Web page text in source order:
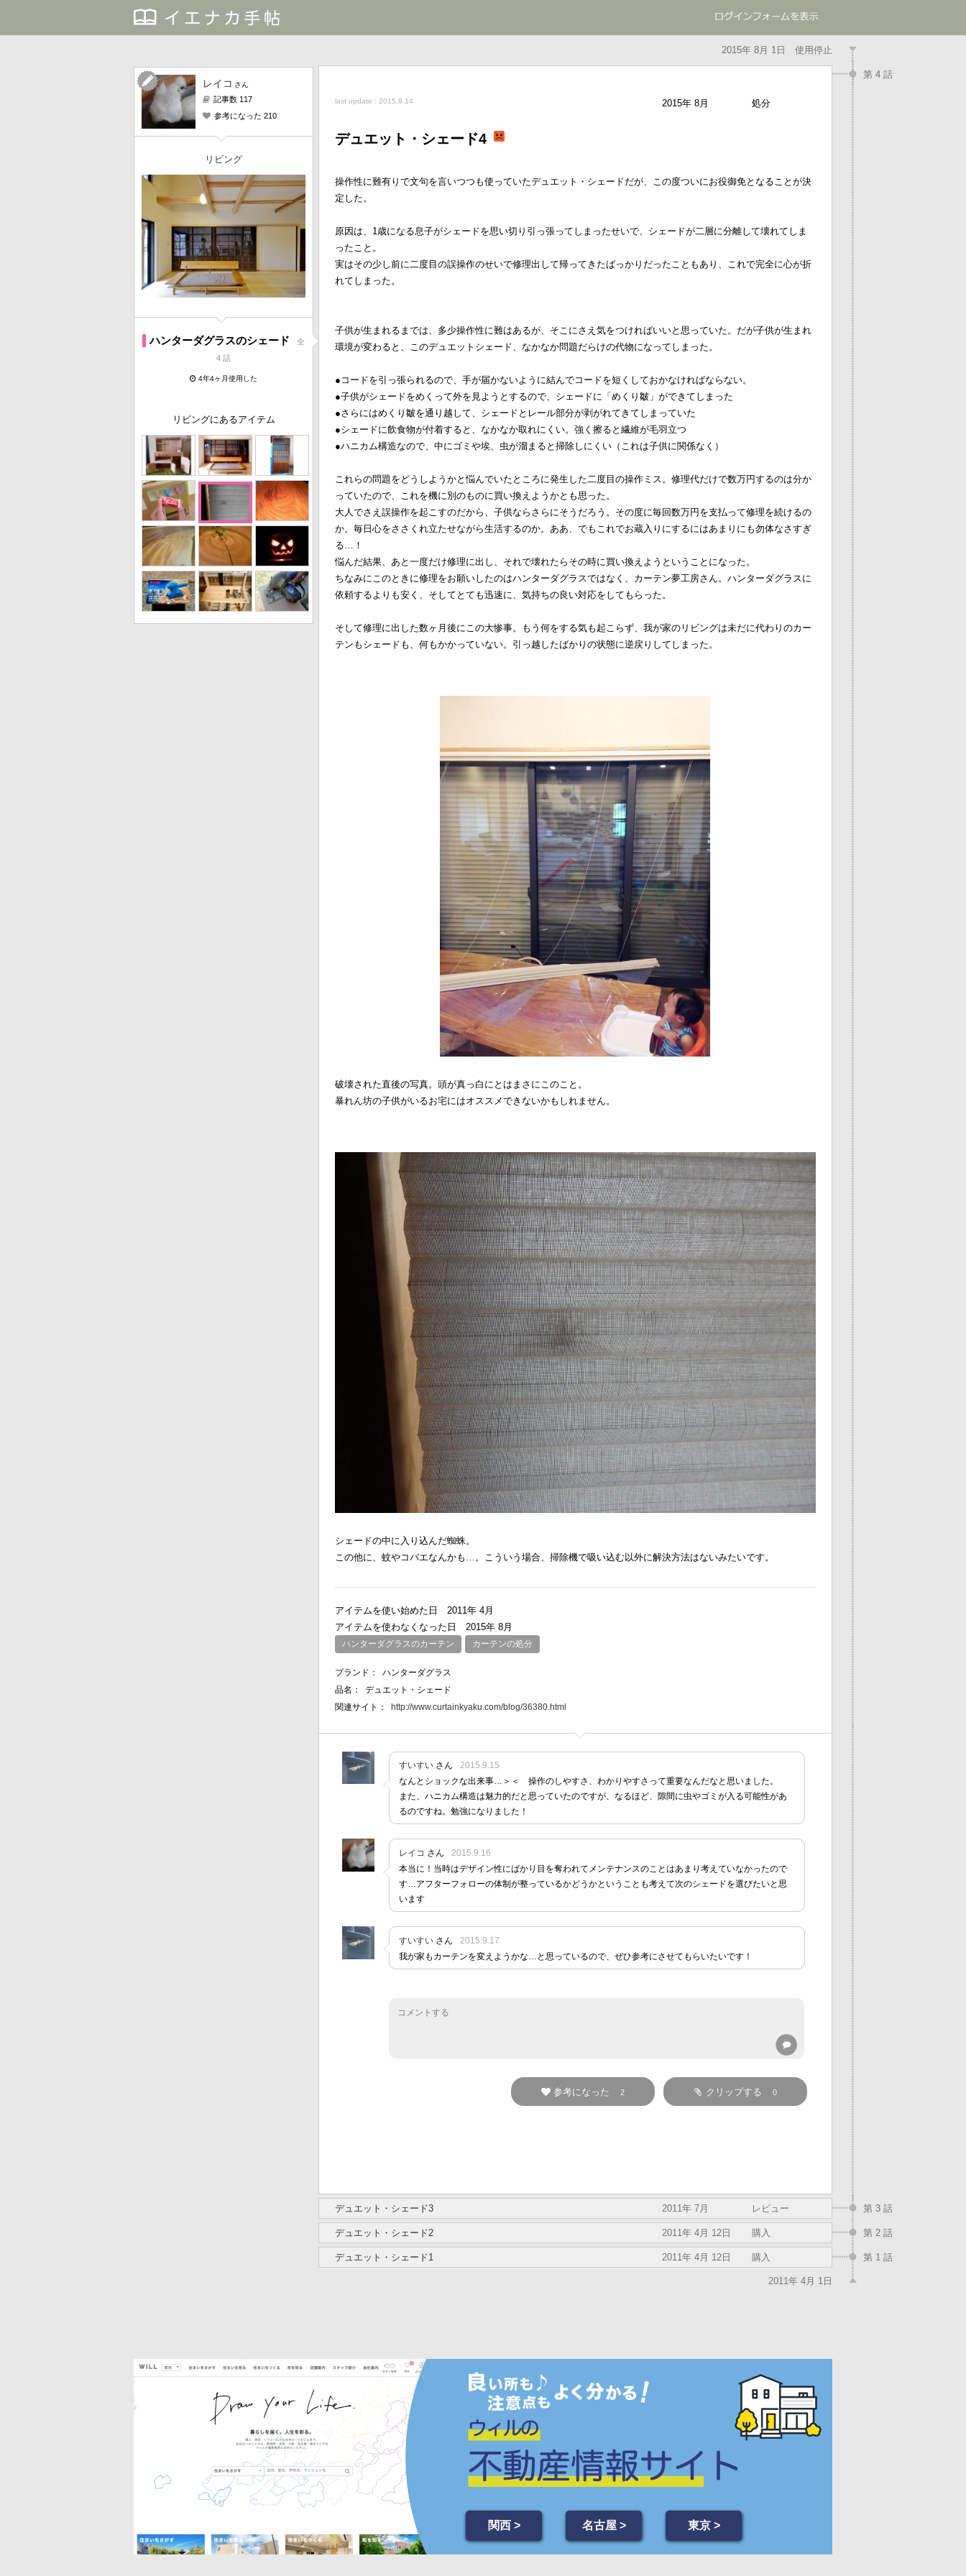
レイコ さん
記事数 117
参考になった 210
リビング
ハンターダグラスのシェード
全
4 話
4年4ヶ月使用した
リビングにあるアイテム
2015年 8月 1日 使用停止
第 4 話
last update : 2015.9.14 2015年 8月 処分
デュエット・シェード4
操作性に難有りで文句を言いつつも使っていたデュエット・シェードだが、この度ついにお役御免となることが決
定した。
原因は、1歳になる息子がシェードを思い切り引っ張ってしまったせいで、シェードが二層に分離して壊れてしま
ったこと。
実はその少し前に二度目の誤操作のせいで修理出して帰ってきたばっかりだったこともあり、これで完全に心が折
れてしまった。
子供が生まれるまでは、多少操作性に難はあるが、そこにさえ気をつければいいと思っていた。だが子供が生まれ
環境が変わると、このデュエットシェード、なかなか問題だらけの代物になってしまった。
●コードを引っ張られるので、手が届かないように結んでコードを短くしておかなければならない。
●子供がシェードをめくって外を見ようとするので、シェードに「めくり皺」ができてしまった
●さらにはめくり皺を通り越して、シェードとレール部分が剥がれてきてしまっていた
●シェードに飲食物が付着すると、なかなか取れにくい。強く擦ると繊維が毛羽立つ
●ハニカム構造なので、中にゴミや埃、虫が溜まると掃除しにくい（これは子供に関係なく）
これらの問題をどうしようかと悩んでいたところに発生した二度目の操作ミス。修理代だけで数万円するのは分か
っていたので、これを機に別のものに買い換えようかとも思った。
大人でさえ誤操作を起こすのだから、子供ならさらにそうだろう。その度に毎回数万円を支払って修理を続けるの
か。毎日心をささくれ立たせながら生活するのか。ああ、でもこれでお蔵入りにするにはあまりにも勿体なさすぎ
る…！
悩んだ結果、あと一度だけ修理に出し、それで壊れたらその時に買い換えようということになった。
ちなみにこのときに修理をお願いしたのはハンターダグラスではなく、カーテン夢工房さん。ハンターダグラスに
依頼するよりも安く、そしてとても迅速に、気持ちの良い対応をしてもらった。
そして修理に出した数ヶ月後にこの大惨事。もう何をする気も起こらず、我が家のリビングは未だに代わりのカー
テンもシェードも、何もかかっていない。引っ越したばかりの状態に逆戻りしてしまった。
破壊された直後の写真。頭が真っ白にとはまさにこのこと。
暴れん坊の子供がいるお宅にはオススメできないかもしれません。
シェードの中に入り込んだ蜘蛛。
この他に、蚊やコバエなんかも…。こういう場合、掃除機で吸い込む以外に解決方法はないみたいです。
アイテムを使い始めた日 2011年 4月
アイテムを使わなくなった日 2015年 8月
ハンターダグラスのカーテン カーテンの処分
ブランド：
ハンターダグラス
品名：
デュエット・シェード
関連サイト：
http://www.curtainkyaku.com/blog/36380.html
すいすいさん
2015.9.15
なんとショックな出来事…＞＜ 操作のしやすさ、わかりやすさって重要なんだなと思いました。
また、ハニカム構造は魅力的だと思っていたのですが、なるほど、隙間に虫やゴミが入る可能性があ
るのですね。勉強になりました！
レイコ さん
2015.9.16
本当に！当時はデザイン性にばかり目を奪われてメンテナンスのことはあまり考えていなかったので
す…アフターフォローの体制が整っているかどうかということも考えて次のシェードを選びたいと思
います
すいすいさん
2015.9.17
我が家もカーテンを変えようかな…と思っているので、ぜひ参考にさせてもらいたいです！
クリップする 0
参考になった 2
第 3 話
デュエット・シェード3 2011年 7月 レビュー
第 2 話
デュエット・シェード2 2011年 4月 12日 購入
第 1 話
デュエット・シェード1 2011年 4月 12日 購入
2011年 4月 1日
関西 > 名古屋 > 東京 >